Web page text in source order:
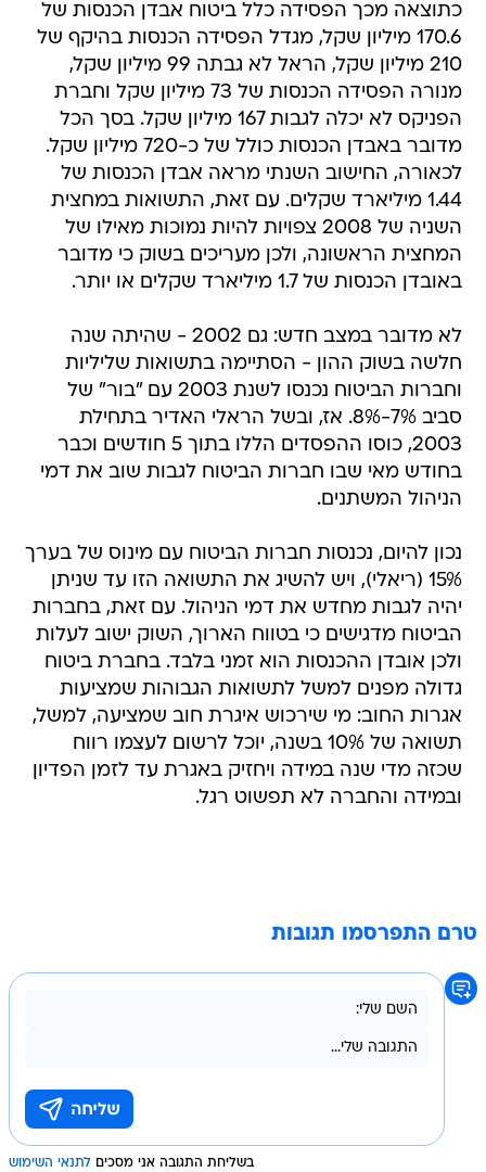
כתוצאה מכך הפסידה כלל ביטוח אבדן הכנסות של
170.6 מיליון שקל, מגדל הפסידה הכנסות בהיקף של
210 מיליון שקל, הראל לא גבתה 99 מיליון שקל,
מנורה הפסידה הכנסות של 73 מיליון שקל וחברת
הפניקס לא יכלה לגבות 167 מיליון שקל. בסך הכל
מדובר באבדן הכנסות כולל של כ-720 מיליון שקל.
לכאורה, החישוב השנתי מראה אבדן הכנסות של
1.44 מיליארד שקלים. עם זאת, התשואות במחצית
השניה של 2008 צפויות להיות נמוכות מאילו של
המחצית הראשונה, ולכן מעריכים בשוק כי מדובר
באובדן הכנסות של 1.7 מיליארד שקלים או יותר.
לא מדובר במצב חדש: גם 2002 - שהיתה שנה
חלשה בשוק ההון - הסתיימה בתשואות שליליות
וחברות הביטוח נכנסו לשנת 2003 עם "בור" של
סביב 7%-8%. אז, ובשל הראלי האדיר בתחילת
2003, כוסו ההפסדים הללו בתוך 5 חודשים וכבר
בחודש מאי שבו חברות הביטוח לגבות שוב את דמי
הניהול המשתנים.
נכון להיום, נכנסות חברות הביטוח עם מינוס של בערך
15% (ריאלי), ויש להשיג את התשואה הזו עד שניתן
יהיה לגבות מחדש את דמי הניהול. עם זאת, בחברות
הביטוח מדגישים כי בטווח הארוך, השוק ישוב לעלות
ולכן אובדן ההכנסות הוא זמני בלבד. בחברת ביטוח
גדולה מפנים למשל לתשואות הגבוהות שמציעות
אגרות החוב: מי שירכוש איגרת חוב שמציעה, למשל,
תשואה של 10% בשנה, יוכל לרשום לעצמו רווח
שכזה מדי שנה במידה ויחזיק באגרת עד לזמן הפדיון
ובמידה והחברה לא תפשוט רגל.
טרם התפרסמו תגובות
בשליחת התגובה אני מסכים לתנאי השימוש